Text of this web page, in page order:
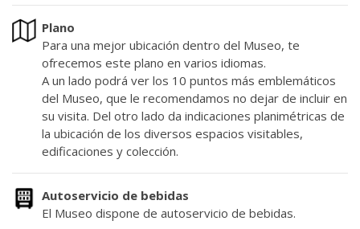
Plano
Para una mejor ubicación dentro del Museo, te
ofrecemos este plano en varios idiomas.
A un lado podrá ver los 10 puntos más emblemáticos
del Museo, que le recomendamos no dejar de incluir en
su visita. Del otro lado da indicaciones planimétricas de
la ubicación de los diversos espacios visitables,
edificaciones y colección.
Autoservicio de bebidas
El Museo dispone de autoservicio de bebidas.